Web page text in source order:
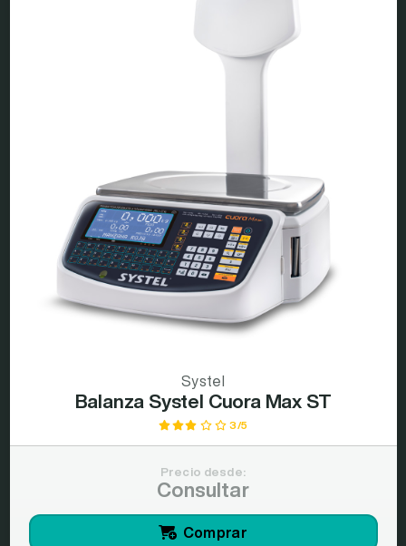
Systel
Balanza Systel Cuora Max ST
3/5
Precio desde:
Consultar
Comprar